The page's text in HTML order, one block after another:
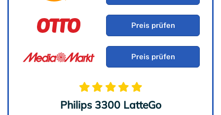
Philips 3300 LatteGo
Preis prüfen
Preis prüfen